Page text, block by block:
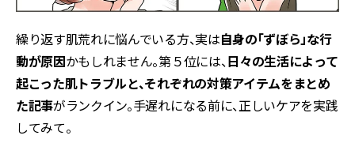
繰り返す肌荒れに悩んでいる方、実は自身の「ずぼら」な行
動が原因かもしれません。第５位には、日々の生活によって
起こった肌トラブルと、それぞれの対策アイテムをまとめ
た記事がランクイン。手遅れになる前に、正しいケアを実践
してみて。